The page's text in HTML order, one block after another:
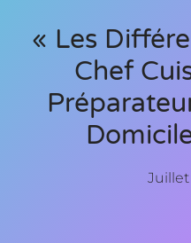
« Les
Chef
Juillet